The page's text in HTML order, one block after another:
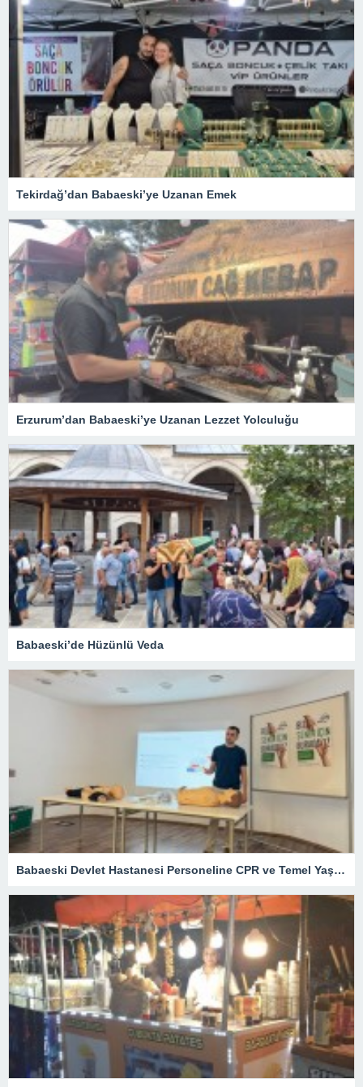
Tekirdağ’dan Babaeski’ye Uzanan Emek
Erzurum’dan Babaeski’ye Uzanan Lezzet Yolculuğu
Babaeski’de Hüzünlü Veda
Babaeski Devlet Hastanesi Personeline CPR ve Temel Yaşam Desteği Eğitimi